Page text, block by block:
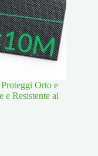
Orto e
e Resistente ai